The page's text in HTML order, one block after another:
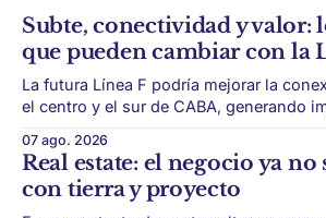
Subte, conectividad y valor:
que pueden cambiar con la
La futura Línea F podría mejorar la
el centro y el sur de CABA, generando
transporte puede cambiar el mapa
ciudad. La futura Línea F del subte busca mejorar la
conexión
07 ago. 2026
Real estate: el negocio ya no
con tierra y proyecto